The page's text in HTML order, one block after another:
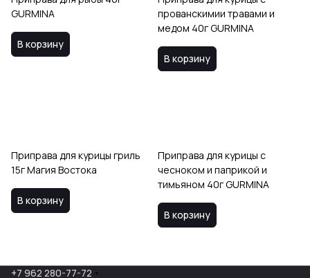
GURMINA
В корзину
прованскимии травами и
медом 40г GURMINA
В корзину
Приправа для курицы гриль
15г Магия Востока
В корзину
Приправа для курицы с
чесноком и паприкой и
тимьяном 40г GURMINA
В корзину
+7 962 280-77-72